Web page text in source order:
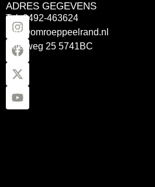
ADRES GEGEVENS
Tel: 0492-463624
info@omroeppeelrand.nl
Otterweg 25 5741BC